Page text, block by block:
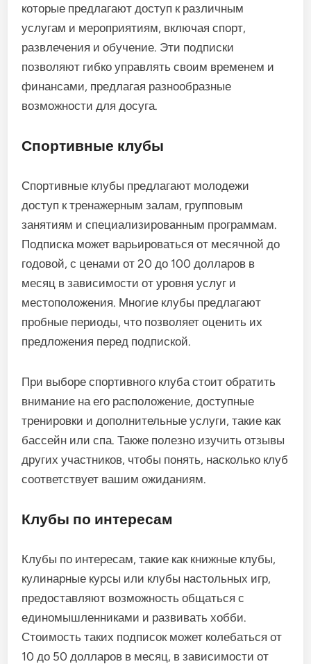
которые предлагают доступ к различным
услугам и мероприятиям, включая спорт,
развлечения и обучение. Эти подписки
позволяют гибко управлять своим временем и
финансами, предлагая разнообразные
возможности для досуга.
Спортивные клубы
Спортивные клубы предлагают молодежи
доступ к тренажерным залам, групповым
занятиям и специализированным программам.
Подписка может варьироваться от месячной до
годовой, с ценами от 20 до 100 долларов в
месяц в зависимости от уровня услуг и
местоположения. Многие клубы предлагают
пробные периоды, что позволяет оценить их
предложения перед подпиской.
При выборе спортивного клуба стоит обратить
внимание на его расположение, доступные
тренировки и дополнительные услуги, такие как
бассейн или спа. Также полезно изучить отзывы
других участников, чтобы понять, насколько клуб
соответствует вашим ожиданиям.
Клубы по интересам
Клубы по интересам, такие как книжные клубы,
кулинарные курсы или клубы настольных игр,
предоставляют возможность общаться с
единомышленниками и развивать хобби.
Стоимость таких подписок может колебаться от
10 до 50 долларов в месяц, в зависимости от